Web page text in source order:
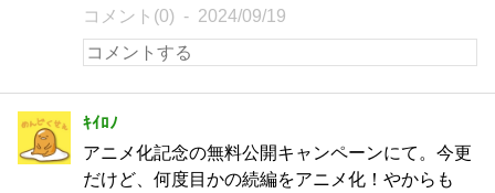
コメント(0) 2024/09/19
ｷｲﾛﾉ
アニメ化記念の無料公開キャンペーンにて。今更
だけど、何度目かの続編をアニメ化！やからも